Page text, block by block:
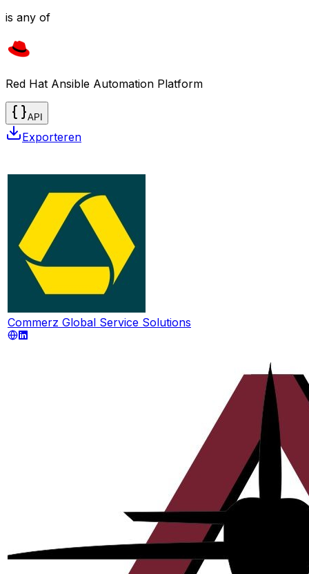
is any of
Red Hat Ansible Automation Platform
API
Exporteren
Commerz Global Service Solutions